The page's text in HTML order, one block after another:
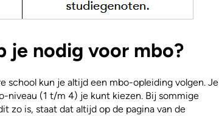
je nodig voor mbo?
school kun je altijd een mbo-opleiding volgen. Je
niveau (1 t/m 4) je kunt kiezen. Bij sommige
zo is, staat dat altijd op de pagina van de